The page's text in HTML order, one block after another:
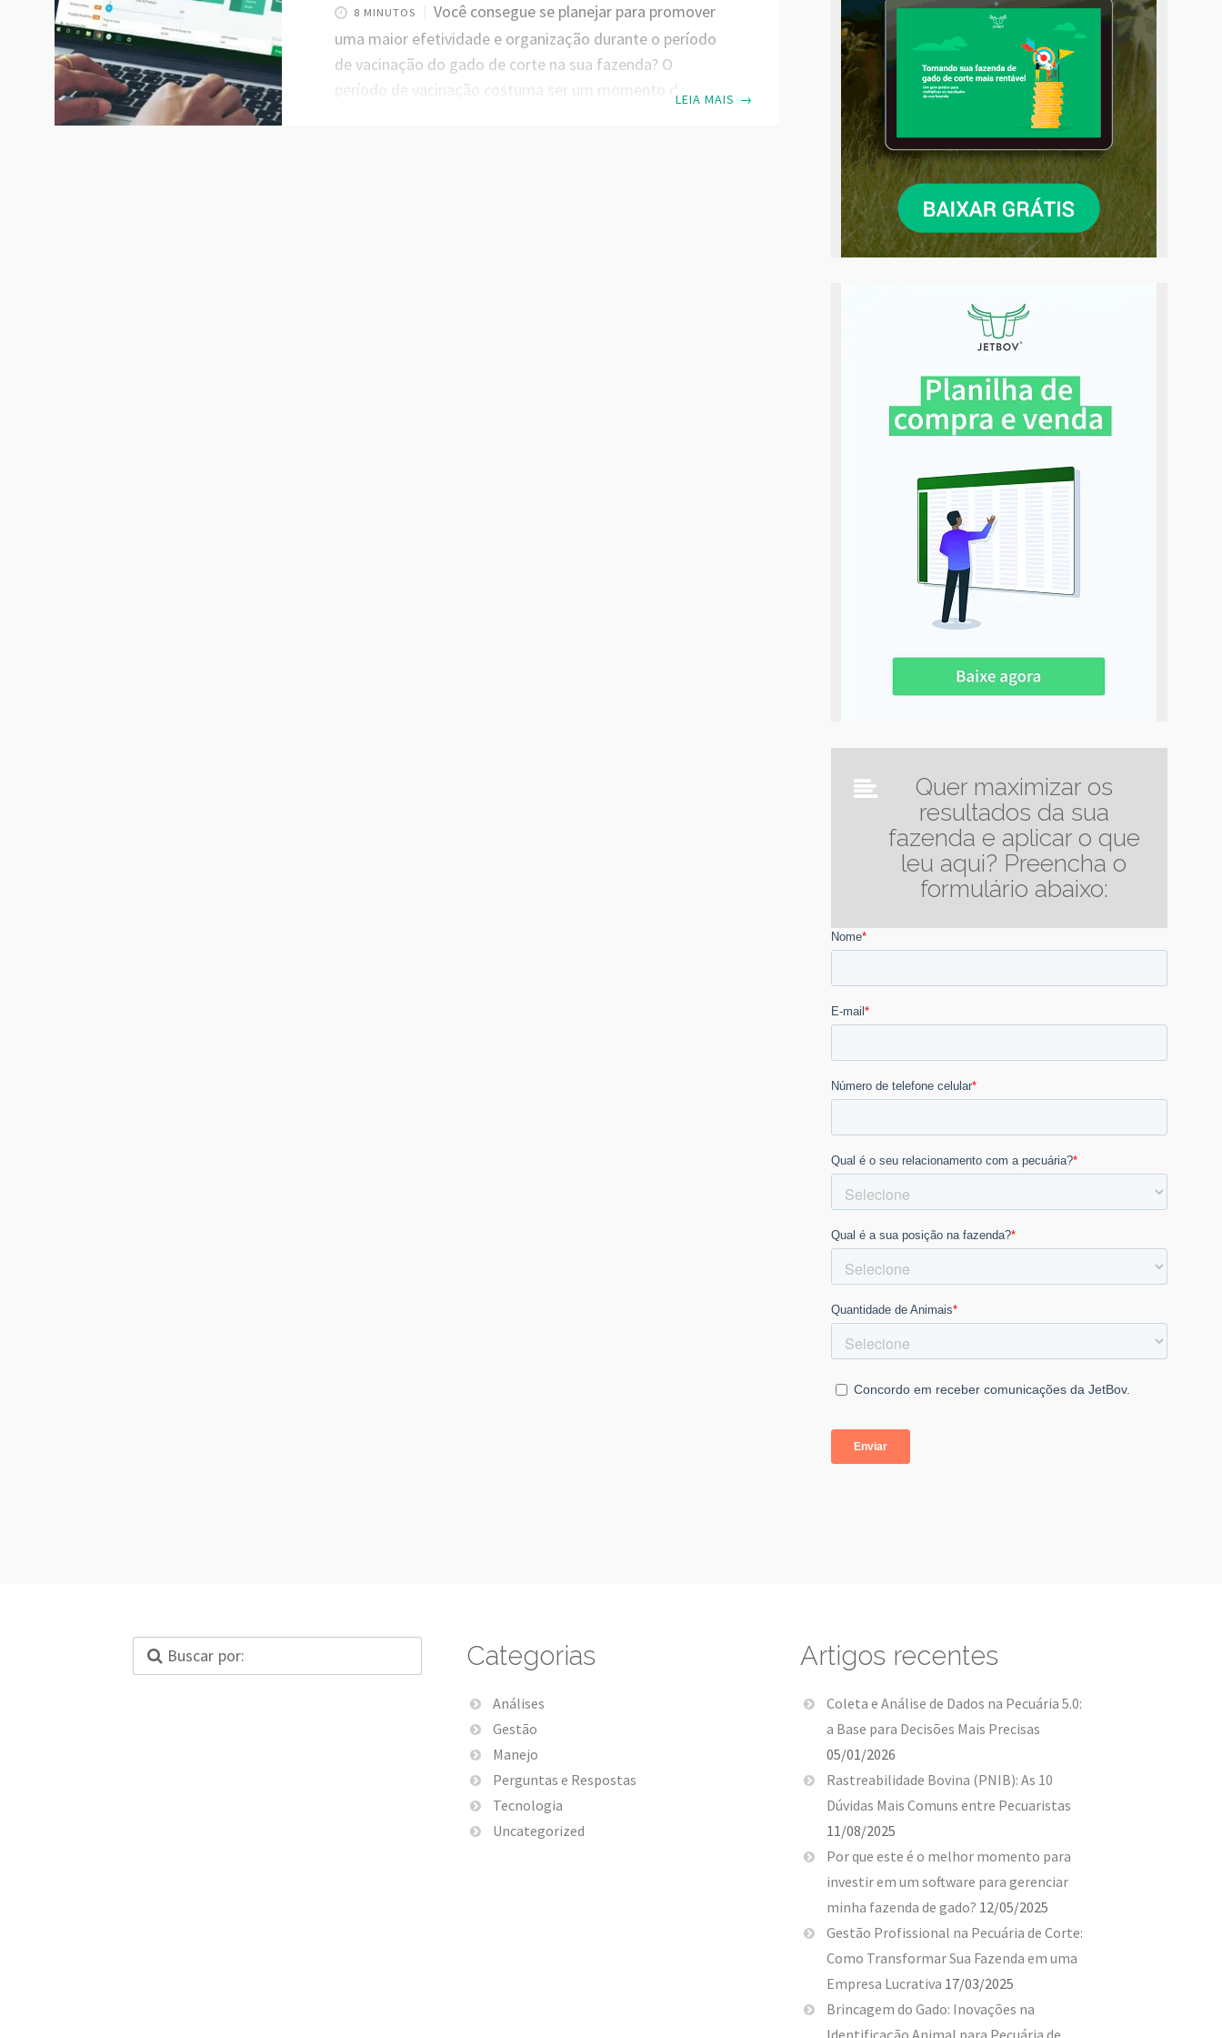
8 MINUTOS
Você consegue se planejar para promover
uma maior efetividade e organização durante o período
de vacinação do gado de corte na sua fazenda? O
período de vacinação costuma ser um momento deLEIA MAIS →
Quer maximizar os
resultados da sua
fazenda e aplicar o que
leu aqui? Preencha o
formulário abaixo:
Categorias
Análises
Gestão
Manejo
Perguntas e Respostas
Tecnologia
Uncategorized
Artigos recentes
Coleta e Análise de Dados na Pecuária 5.0:
a Base para Decisões Mais Precisas
05/01/2026
Rastreabilidade Bovina (PNIB): As 10
Dúvidas Mais Comuns entre Pecuaristas
11/08/2025
Por que este é o melhor momento para
investir em um software para gerenciar
minha fazenda de gado? 12/05/2025
Gestão Profissional na Pecuária de Corte:
Como Transformar Sua Fazenda em uma
Empresa Lucrativa 17/03/2025
Brincagem do Gado: Inovações na
Identificação Animal para Pecuária de